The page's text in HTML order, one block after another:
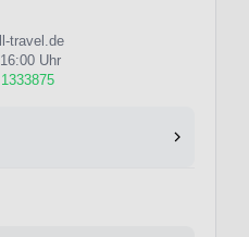
travel.de
Uhr